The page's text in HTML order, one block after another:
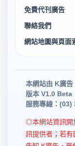
免費代刊廣告
聯絡我們
網站地圖與頁面
本網站由 K廣告
版本 V1.0 Beta
服務專線：(03)
◎本網站資訊開
訊提供者；若